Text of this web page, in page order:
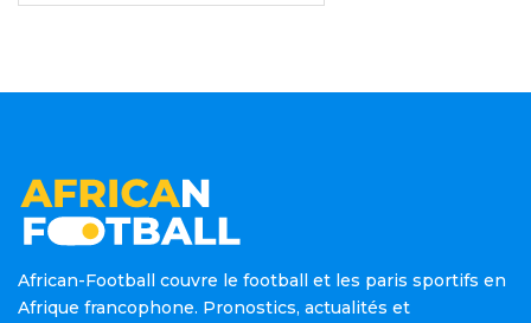
African-Football couvre le football et les paris sportifs en
Afrique francophone. Pronostics, actualités et